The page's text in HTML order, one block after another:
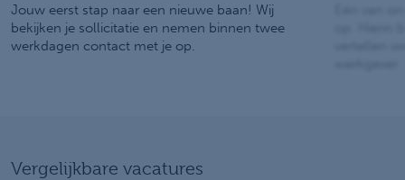
Jouw eerst stap naar een nieuwe baan! Wij
bekijken je sollicitatie en nemen binnen twee
werkdagen contact met je op.
Vergelijkbare vacatures